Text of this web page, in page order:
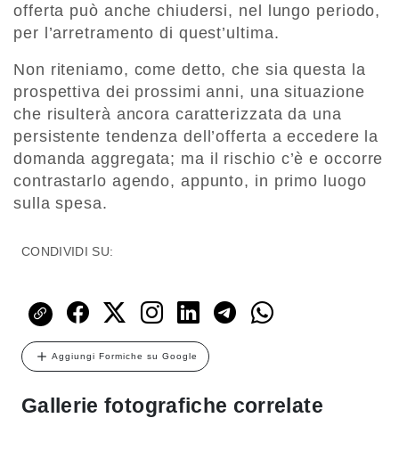
offerta può anche chiudersi, nel lungo periodo,
per l’arretramento di quest’ultima.
Non riteniamo, come detto, che sia questa la
prospettiva dei prossimi anni, una situazione
che risulterà ancora caratterizzata da una
persistente tendenza dell’offerta a eccedere la
domanda aggregata; ma il rischio c’è e occorre
contrastarlo agendo, appunto, in primo luogo
sulla spesa.
CONDIVIDI SU:
Aggiungi Formiche su Google
Gallerie fotografiche correlate